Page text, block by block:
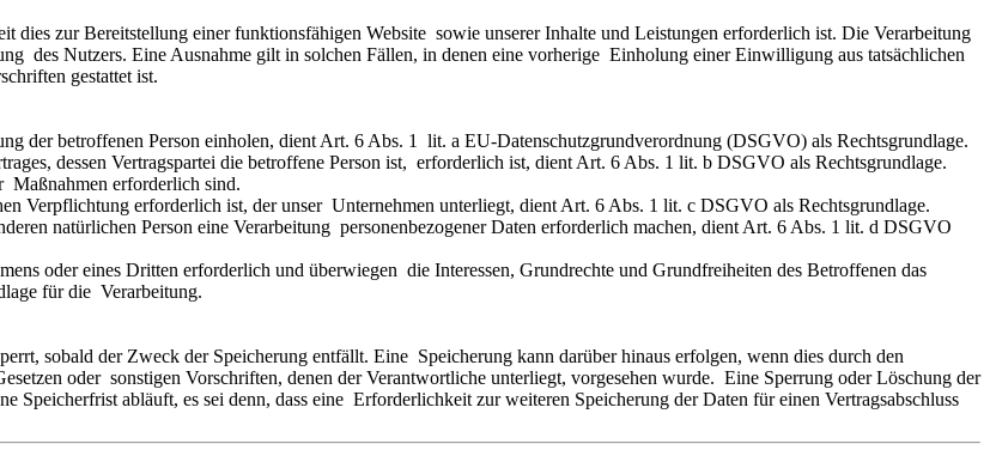
dies zur Bereitstellung einer funktionsfähigen Website sowie unserer Inhalte und Leistungen erforderlich ist. Die Verarbeitung
des Nutzers. Eine Ausnahme gilt in solchen Fällen, in denen eine vorherige Einholung einer Einwilligung aus tatsächlichen
gestattet ist.
der betroffenen Person einholen, dient Art. 6 Abs. 1 lit. a EU-Datenschutzgrundverordnung (DSGVO) als Rechtsgrundlage.
dessen Vertragspartei die betroffene Person ist, erforderlich ist, dient Art. 6 Abs. 1 lit. b DSGVO als Rechtsgrundlage.
Maßnahmen erforderlich sind.
Verpflichtung erforderlich ist, der unser Unternehmen unterliegt, dient Art. 6 Abs. 1 lit. c DSGVO als Rechtsgrundlage.
natürlichen Person eine Verarbeitung personenbezogener Daten erforderlich machen, dient Art. 6 Abs. 1 lit. d DSGVO
oder eines Dritten erforderlich und überwiegen die Interessen, Grundrechte und Grundfreiheiten des Betroffenen das
für die Verarbeitung.
sobald der Zweck der Speicherung entfällt. Eine Speicherung kann darüber hinaus erfolgen, wenn dies durch den
oder sonstigen Vorschriften, denen der Verantwortliche unterliegt, vorgesehen wurde. Eine Sperrung oder Löschung der
Speicherfrist abläuft, es sei denn, dass eine Erforderlichkeit zur weiteren Speicherung der Daten für einen Vertragsabschluss